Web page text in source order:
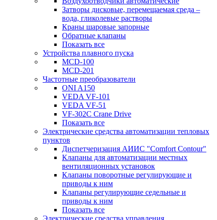
Затворы дисковые, перемещаемая среда –
вода, гликолевые растворы
Краны шаровые запорные
Обратные клапаны
Показать все
Устройства плавного пуска
MCD-100
MCD-201
Частотные преобразователи
ONI A150
VEDA VF-101
VEDA VF-51
VF-302C Crane Drive
Показать все
Электрические средства автоматизации тепловых
пунктов
Диспетчеризация АИИС "Comfort Contour"
Клапаны для автоматизации местных
вентиляционных установок
Клапаны поворотные регулирующие и
приводы к ним
Клапаны регулирующие седельные и
приводы к ним
Показать все
Электрические средства управления